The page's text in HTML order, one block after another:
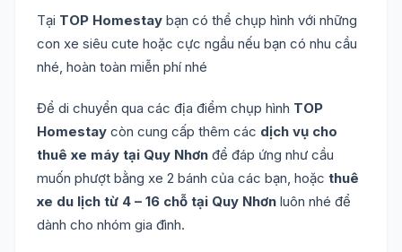
Tại TOP Homestay bạn có thể chụp hình với những
con xe siêu cute hoặc cực ngầu nếu bạn có nhu cầu
nhé, hoàn toàn miễn phí nhé
Để di chuyển qua các địa điểm chụp hình TOP
Homestay còn cung cấp thêm các dịch vụ cho
thuê xe máy tại Quy Nhơn để đáp ứng như cầu
muốn phượt bằng xe 2 bánh của các bạn, hoặc thuê
xe du lịch từ 4 – 16 chỗ tại Quy Nhơn luôn nhé để
dành cho nhóm gia đình.